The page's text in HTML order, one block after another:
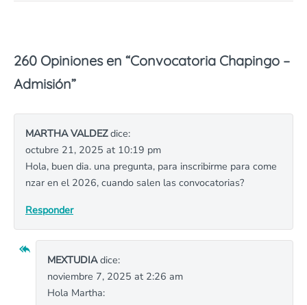
260 Opiniones en “Convocatoria Chapingo –
Admisión”
MARTHA VALDEZdice:
octubre 21, 2025 at 10:19 pm
Hola, buen dia. una pregunta, para inscribirme para come
nzar en el 2026, cuando salen las convocatorias?
Responder
MEXTUDIAdice:
noviembre 7, 2025 at 2:26 am
Hola Martha: